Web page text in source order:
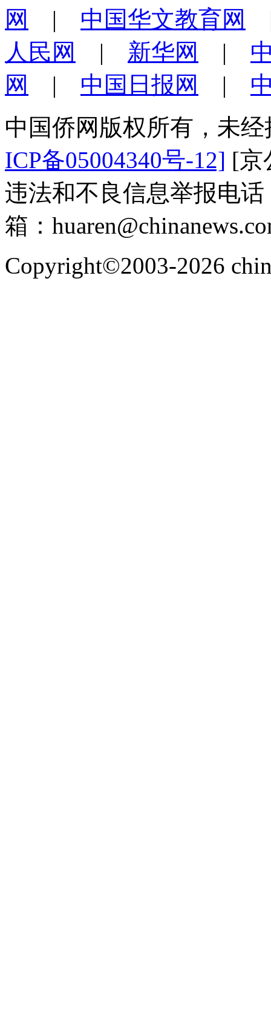
网 | 中国华文教育网
人民网
| 新华网 |
网
| 中国日报网 |
中国侨网版权所有，未
ICP备05004340号-12] [京
违法和不良信息举报电话
箱：
Copyright©2003-2026